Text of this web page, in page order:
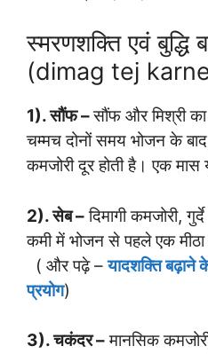
स्मरणशक्ति एवं
(dimag tej
1). सौंफ –सौंफ और मिश्री का
चम्मच दोनों समय भोजन के
कमजोरी दूर होती है। एक मास
2). सेब –दिमागी कमजोरी,
कमी में भोजन से पहले एक मीठा
( और पढ़े –यादशक्ति बढ़ाने
प्रयोग)
3). चकंदर –मानसिक